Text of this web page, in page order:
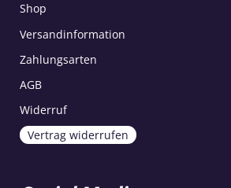
Shop
Versandinformation
Zahlungsarten
AGB
Widerruf
Vertrag widerrufen